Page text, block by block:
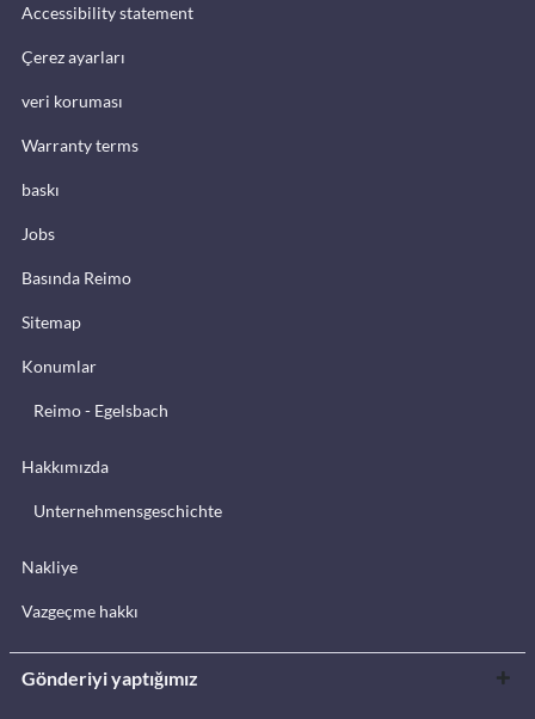
Accessibility statement
Çerez ayarları
veri koruması
Warranty terms
baskı
Jobs
Basında Reimo
Sitemap
Konumlar
Reimo - Egelsbach
Hakkımızda
Unternehmensgeschichte
Nakliye
Vazgeçme hakkı
Gönderiyi yaptığımız